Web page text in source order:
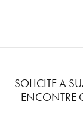
SOLICITE A
ENCONTRE